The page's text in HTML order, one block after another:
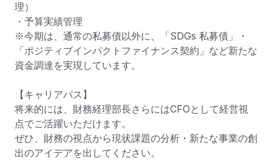
理）
・予算実績管理
※今期は、通常の私募債以外に、「SDGs 私募債」・
「ポジティブインパクトファイナンス契約」など新たな
資金調達を実現しています。
【キャリアパス】
将来的には、財務経理部長さらにはCFOとして経営視
点でご活躍いただけます。
ぜひ、財務の視点から現状課題の分析・新たな事業の創
出のアイデアを出してください。